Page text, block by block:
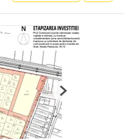
Next